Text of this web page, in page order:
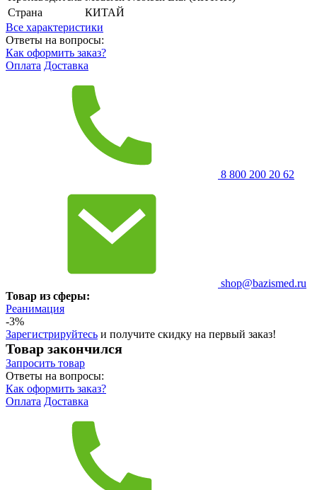
Страна
КИТАЙ
Все характеристики
Ответы на вопросы:
Как оформить заказ?
Оплата Доставка
8 800 200 20 62
shop@bazismed.ru
Товар из сферы:
Реанимация
-3%
Зарегистрируйтесь и получите скидку на первый заказ!
Товар закончился
Запросить товар
Ответы на вопросы:
Как оформить заказ?
Оплата Доставка